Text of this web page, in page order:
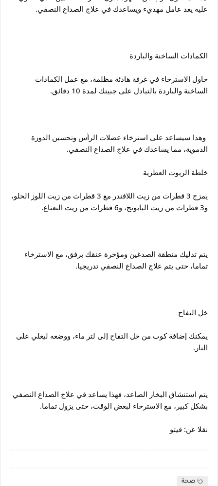
عليه يعد عامل مهديء ويساعدك في علاج الصداع النصفي.
الكمادات الساخنة والباردة
الساخنة والباردة بالتبادل على جبينك لمدة 10 دقائق.
الدموية، مما يساعدك في علاج الصداع النصفي.
خلطة الزيوت العطرية
و3 قطرات من زيت البابونج، و6 قطرات من زيت النعناع.
تماما، حتى يتم علاج الصداع النصفي تدريجيا.
خل التفاح
النار.
بشكل كبير، مع الاسترخاء لبعض الوقت، حتى يزول تماما.
نقلا عن: فيتو
صحة